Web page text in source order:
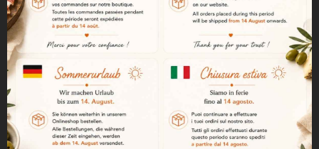
bela regularidade gustativa.
Um formato generoso de 7 a 7,5 kg
Com um peso entre 7 e 7,5 kg,
este presunto constitui uma
excelente escolha para famílias,